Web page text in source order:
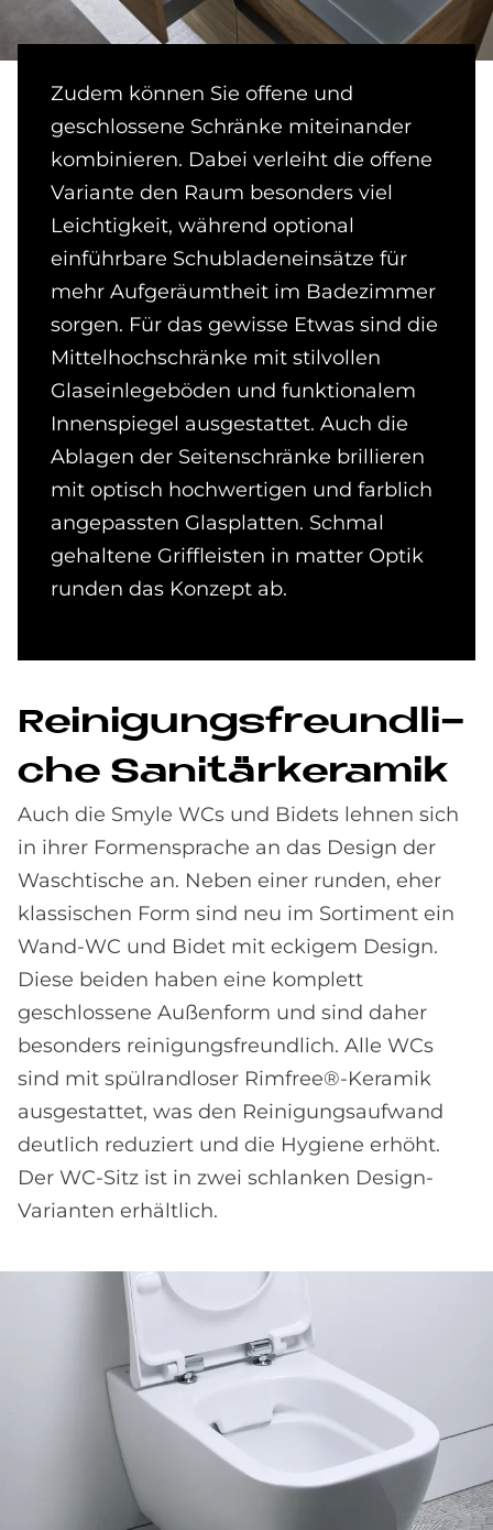
Zudem können Sie offene und
geschlossene Schränke miteinander
kombinieren. Dabei verleiht die offene
Variante den Raum besonders viel
Leichtigkeit, während optional
einführbare Schubladeneinsätze für
mehr Aufgeräumtheit im Badezimmer
sorgen. Für das gewisse Etwas sind die
Mittelhochschränke mit stilvollen
Glaseinlegeböden und funktionalem
Innenspiegel ausgestattet. Auch die
Ablagen der Seitenschränke brillieren
mit optisch hochwertigen und farblich
angepassten Glasplatten. Schmal
gehaltene Griffleisten in matter Optik
runden das Konzept ab.
Rei­ni­gungs­freund­li­
che Sa­ni­tär­ke­ra­mik
Auch die Smyle WCs und Bidets lehnen sich
in ihrer Formensprache an das Design der
Waschtische an. Neben einer runden, eher
klassischen Form sind neu im Sortiment ein
Wand-WC und Bidet mit eckigem Design.
Diese beiden haben eine komplett
geschlossene Außenform und sind daher
besonders reinigungsfreundlich. Alle WCs
sind mit spülrandloser Rimfree®-Keramik
ausgestattet, was den Reinigungsaufwand
deutlich reduziert und die Hygiene erhöht.
Der WC-Sitz ist in zwei schlanken Design-
Varianten erhältlich.